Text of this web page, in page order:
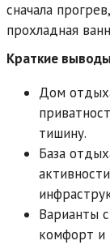
сначала
прохладная
Краткие
Дом
тишину.
База
Варианты
комфорт и